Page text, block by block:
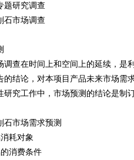
研究调查
市场调查
时间上和空间上的延续，是利
论，对本项目产品未来市场需
工作中，市场预测的结论是制
场需求预测
对象
费条件